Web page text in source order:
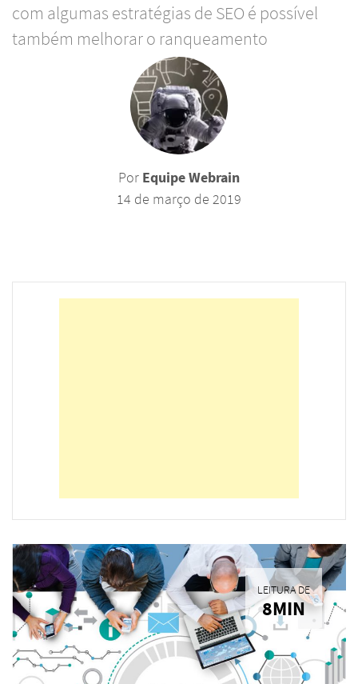
com algumas estratégias de SEO é possível
também melhorar o ranqueamento
Por Equipe Webrain
14 de março de 2019
LEITURA DE
8MIN